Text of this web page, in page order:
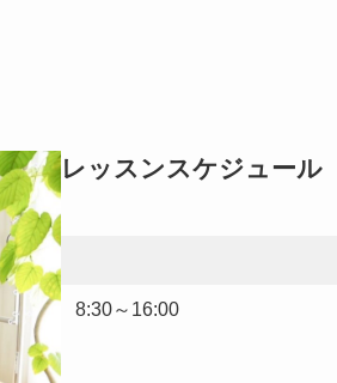
レッスンスケジュール
8:30～16:00